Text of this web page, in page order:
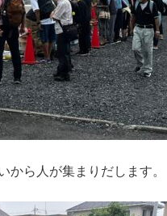
から人が集まりだします。